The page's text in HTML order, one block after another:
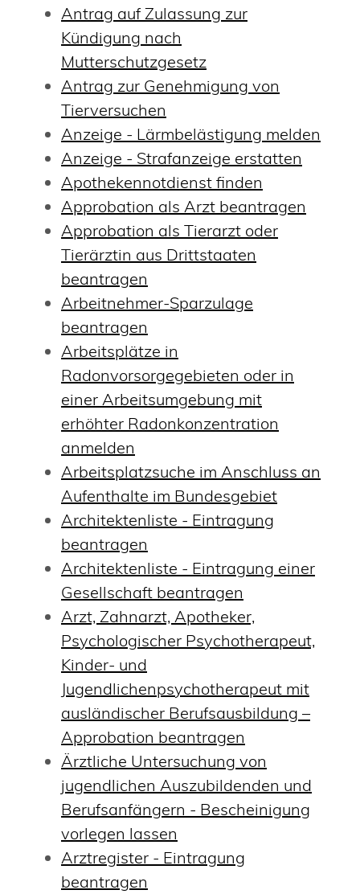
Antrag auf Zulassung zur
Kündigung nach
Mutterschutzgesetz
Antrag zur Genehmigung von
Tierversuchen
Anzeige - Lärmbelästigung melden
Anzeige - Strafanzeige erstatten
Apothekennotdienst finden
Approbation als Arzt beantragen
Approbation als Tierarzt oder
Tierärztin aus Drittstaaten
beantragen
Arbeitnehmer-Sparzulage
beantragen
Arbeitsplätze in
Radonvorsorgegebieten oder in
einer Arbeitsumgebung mit
erhöhter Radonkonzentration
anmelden
Arbeitsplatzsuche im Anschluss an
Aufenthalte im Bundesgebiet
Architektenliste - Eintragung
beantragen
Architektenliste - Eintragung einer
Gesellschaft beantragen
Arzt, Zahnarzt, Apotheker,
Psychologischer Psychotherapeut,
Kinder- und
Jugendlichenpsychotherapeut mit
ausländischer Berufsausbildung –
Approbation beantragen
Ärztliche Untersuchung von
jugendlichen Auszubildenden und
Berufsanfängern - Bescheinigung
vorlegen lassen
Arztregister - Eintragung
beantragen